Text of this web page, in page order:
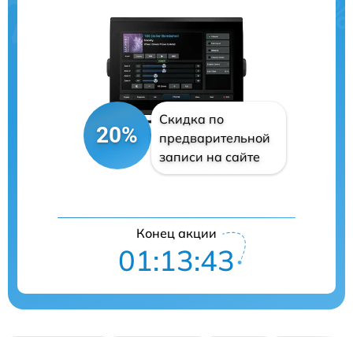
20%
Скидка по
предварительной
записи на сайте
Конец акции
01:13:42